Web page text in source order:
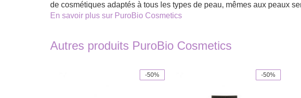
de cosmétiques adaptés à tous les types de peau, mêmes aux peaux
En savoir plus sur PuroBio Cosmetics
Autres produits PuroBio Cosmetics
-50% -50%